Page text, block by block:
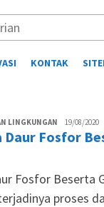
KONTAK
LINGKUNGAN Desi
Lestari
19/08/2020
Daur Fosfor
Fosfor Beserta
proses